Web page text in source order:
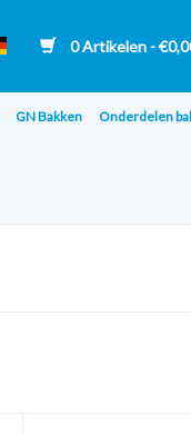
0 Artikelen -
GN Bakken Onderdelen